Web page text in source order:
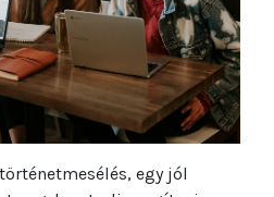
egy jól